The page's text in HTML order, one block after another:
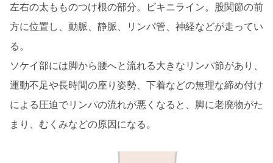
左右の太もものつけ根の部分。ビキニライン。股関節の前
方に位置し、動脈、静脈、リンパ管、神経などが走ってい
る。
ソケイ部には脚から腰へと流れる大きなリンパ節があり、
運動不足や長時間の座り姿勢、下着などの無理な締め付け
による圧迫でリンパの流れが悪くなると、脚に老廃物がた
まり、むくみなどの原因になる。